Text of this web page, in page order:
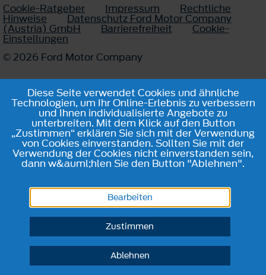
Cookie-Ratgeber Impressum Rechtliche
Hinweise Datenschutz Ford Motor Company
(Austria) GmbH Barrierefreiheit Cookie-
Einstellungen
© 2026 Ford Motor Company
Diese Seite verwendet Cookies und ähnliche
Technologien, um Ihr Online-Erlebnis zu verbessern
und Ihnen individualisierte Angebote zu
unterbreiten. Mit dem Klick auf den Button
„Zustimmen“ erklären Sie sich mit der Verwendung
von Cookies einverstanden. Sollten Sie mit der
Verwendung der Cookies nicht einverstanden sein,
dann w&auml;hlen Sie den Button "Ablehnen".
Bearbeiten
Zustimmen
Ablehnen